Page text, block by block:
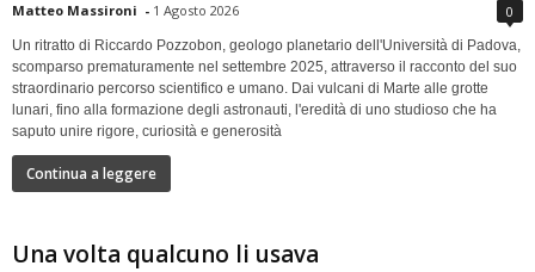
Matteo Massironi - 1 Agosto 2026 0
Un ritratto di Riccardo Pozzobon, geologo planetario dell'Università di Padova,
scomparso prematuramente nel settembre 2025, attraverso il racconto del suo
straordinario percorso scientifico e umano. Dai vulcani di Marte alle grotte
lunari, fino alla formazione degli astronauti, l'eredità di uno studioso che ha
saputo unire rigore, curiosità e generosità
Continua a leggere
Una volta qualcuno li usava